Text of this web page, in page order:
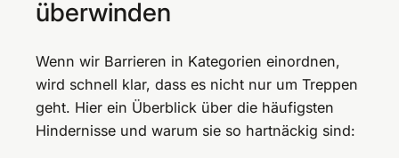
überwinden
Wenn wir Barrieren in Kategorien einordnen,
wird schnell klar, dass es nicht nur um Treppen
geht. Hier ein Überblick über die häufigsten
Hindernisse und warum sie so hartnäckig sind: